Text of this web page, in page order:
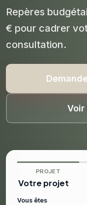
Repères
€ pour cadrer
consultation.
Voir
PROJET
Votre projet
Vous êtes